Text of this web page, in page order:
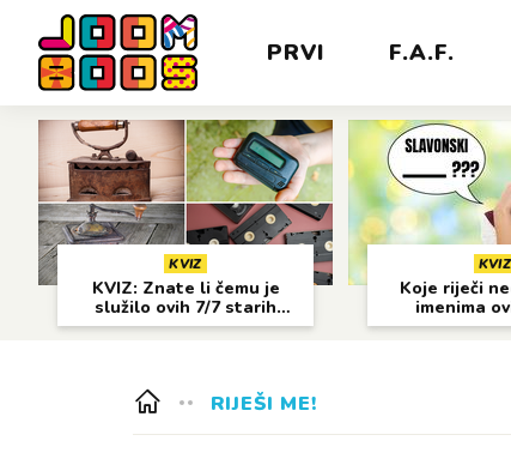
PRVI F.A.F.
KVIZ
KVIZ: Znate li čemu je
služilo ovih 7/7 starih
predmeta?
KVIZ
Koje riječi
imenima
RIJEŠI ME!